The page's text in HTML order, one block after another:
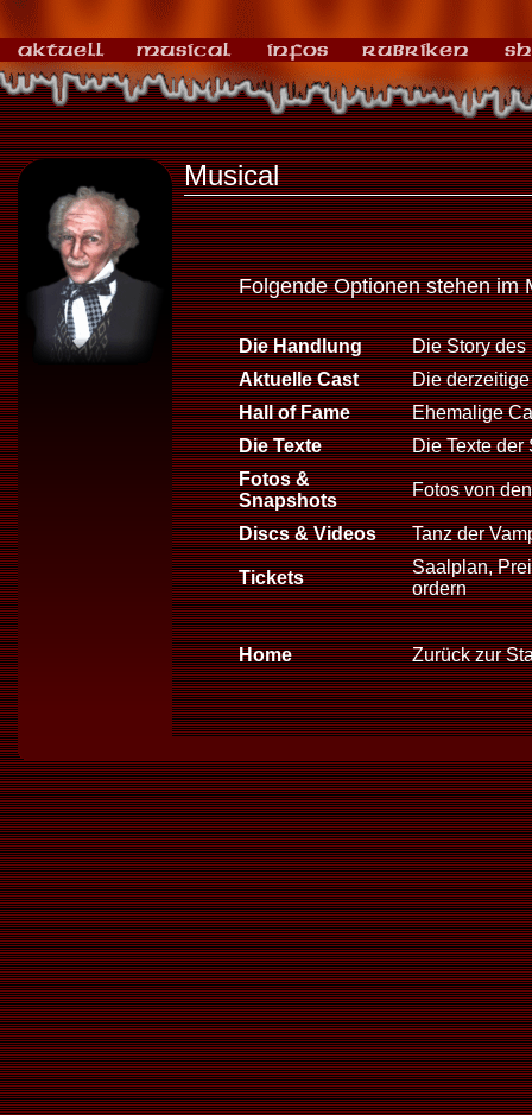
Musical
Folgende Optionen stehen im
Die Handlung
Die Story des
Aktuelle Cast
Die
Hall of Fame
Ehemalige
Die Texte
Die Texte der
Fotos &
Snapshots
Fotos von
Discs & Videos Tanz der
Tickets
Saalplan,
ordern
Home Zurück zur